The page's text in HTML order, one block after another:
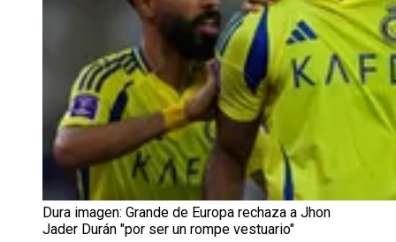
Dura imagen: Grande de Europa rechaza a Jhon
Jader Durán "por ser un rompe vestuario"